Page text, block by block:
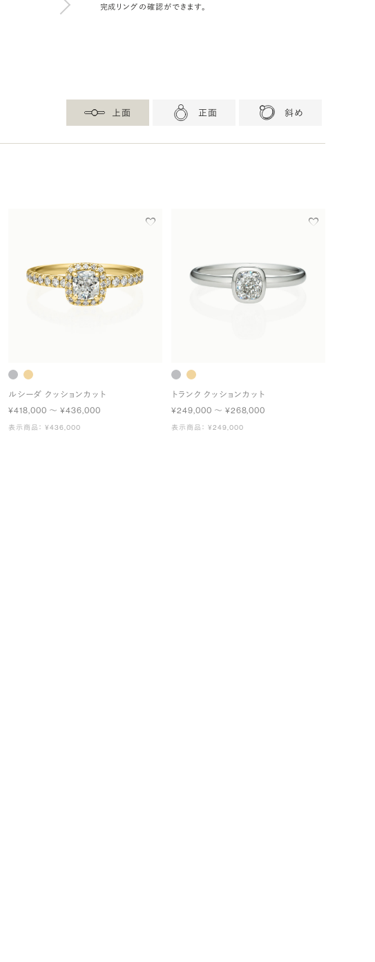
完成リングの確認ができます。
上面 正面 斜め
ルシーダ クッションカット
¥418,000 〜 ¥436,000
表示商品： ¥436,000
トランク クッションカット
¥249,000 〜 ¥268,000
表示商品： ¥249,000